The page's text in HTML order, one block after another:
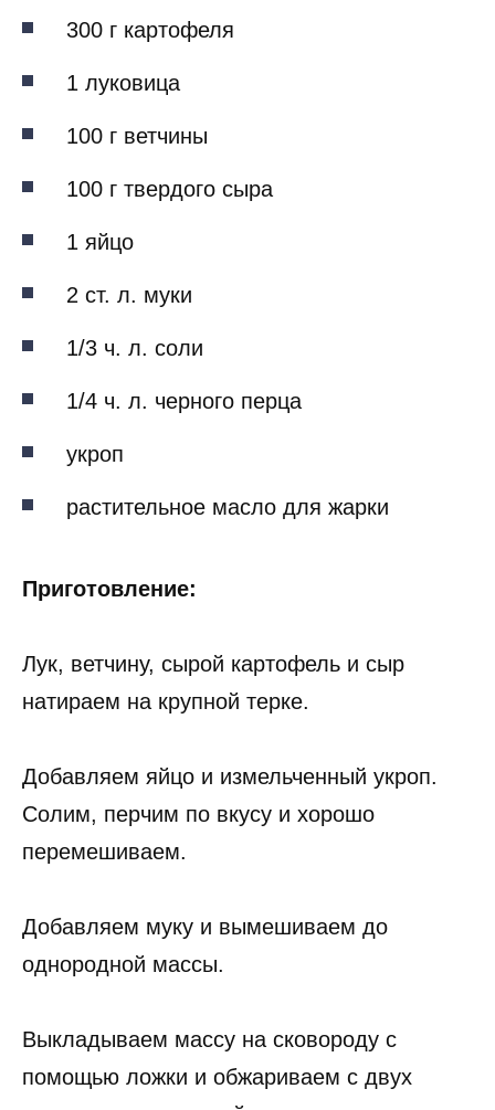
300 г картофеля
1 луковица
100 г ветчины
100 г твердого сыра
1 яйцо
2 ст. л. муки
1/3 ч. л. соли
1/4 ч. л. черного перца
укроп
растительное масло для жарки
Приготовление:
Лук, ветчину, сырой картофель и сыр
натираем на крупной терке.
Добавляем яйцо и измельченный укроп.
Солим, перчим по вкусу и хорошо
перемешиваем.
Добавляем муку и вымешиваем до
однородной массы.
Выкладываем массу на сковороду с
помощью ложки и обжариваем с двух